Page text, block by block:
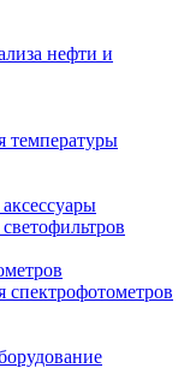
нефти и
температуры